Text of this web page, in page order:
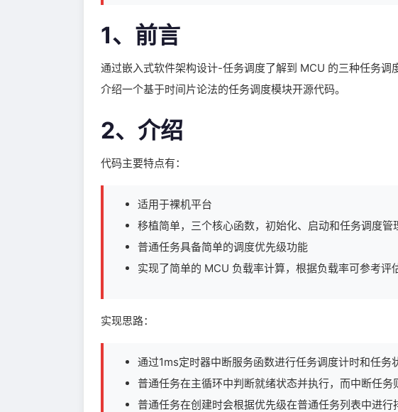
1、前言
通过嵌入式软件架构设计-任务调度了解到 MCU 的三种任务
介绍一个基于时间片论法的任务调度模块开源代码。
2、介绍
代码主要特点有：
适用于裸机平台
移植简单，三个核心函数，初始化、启动和任务调度管
普通任务具备简单的调度优先级功能
实现了简单的 MCU 负载率计算，根据负载率可参考评
实现思路：
通过1ms定时器中断服务函数进行任务调度计时和任务
普通任务在主循环中判断就绪状态并执行，而中断任
普通任务在创建时会根据优先级在普通任务列表中进